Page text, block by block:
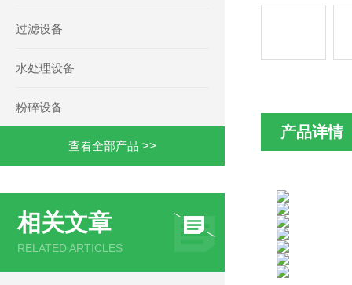
过滤设备
水处理设备
粉碎设备
查看全部产品 >>
相关文章
RELATED ARTICLES
产品详情